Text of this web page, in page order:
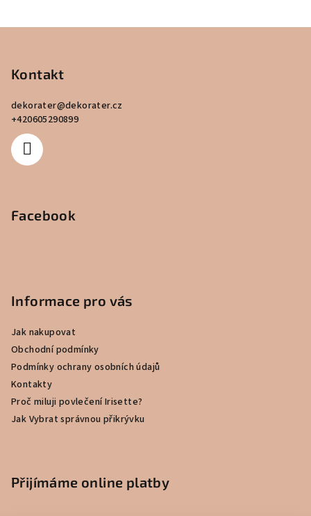
Kontakt
dekorater@dekorater.cz
+420605290899
Facebook
Informace pro vás
Jak nakupovat
Obchodní podmínky
Podmínky ochrany osobních údajů
Kontakty
Proč miluji povlečení Irisette?
Jak Vybrat správnou přikrývku
Přijímáme online platby